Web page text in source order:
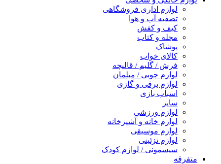
لوازم اداری فروشگاهی
تصفیه آب و هوا
کیف و کفش
مجله و کتاب
پوشاک
کالای خواب
فرش / گلیم / قالیچه
لوازم چوبی / مبلمان
لوازم برقی و گازی
اسباب بازی
سایر
لوازم ورزشی
لوازم خانه و آشپزخانه
لوازم موسیقی
لوازم تزئینی
سیسمونی / لوازم کودک
متفرقه